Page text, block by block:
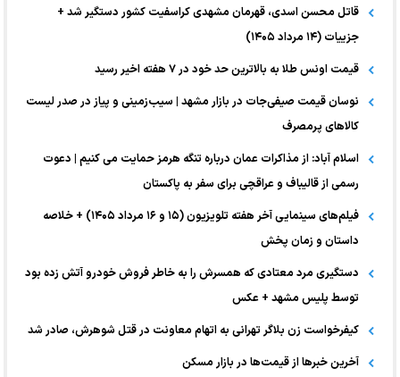
قاتل محسن اسدی، قهرمان مشهدی کراسفیت کشور دستگیر شد +
جزییات (۱۴ مرداد ۱۴۰۵)
قیمت اونس طلا به بالاترین حد خود در ۷ هفته اخیر رسید
نوسان قیمت صیفی‌جات در بازار مشهد | سیب‌زمینی و پیاز در صدر لیست
کالا‌های پرمصرف
اسلام آباد: از مذاکرات عمان درباره تنگه هرمز حمایت می کنیم | دعوت
رسمی از قالیباف و عراقچی برای سفر به پاکستان
فیلم‌های سینمایی آخر هفته تلویزیون (۱۵ و ۱۶ مرداد ۱۴۰۵) + خلاصه
داستان و زمان پخش
دستگیری مرد معتادی که همسرش را به خاطر فروش خودرو آتش زده بود
توسط پلیس مشهد + عکس
کیفرخواست زن بلاگر تهرانی به اتهام معاونت در قتل شوهرش، صادر شد
آخرین خبر‌ها از قیمت‌ها در بازار مسکن